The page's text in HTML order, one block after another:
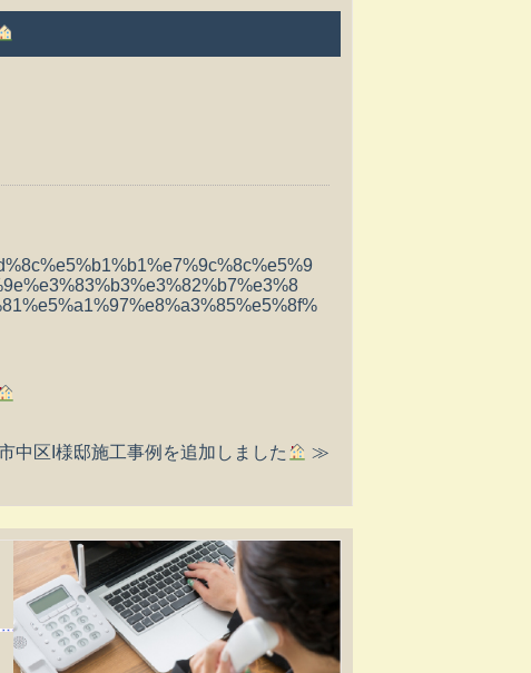
中区I様邸施工事例を追加しました ≫